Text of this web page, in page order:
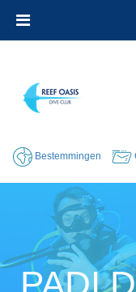
Bestemmingen
PADI